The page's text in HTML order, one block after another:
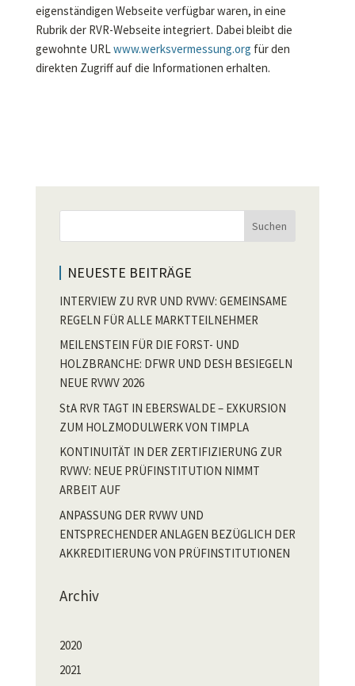
eigenständigen Webseite verfügbar waren, in eine
Rubrik der RVR-Webseite integriert. Dabei bleibt die
gewohnte URLwww.werksvermessung.org für den
direkten Zugriff auf die Informationen erhalten.
Suchen
NEUESTE BEITRÄGE
INTERVIEW ZU RVR UND RVWV: GEMEINSAME
REGELN FÜR ALLE MARKTTEILNEHMER
MEILENSTEIN FÜR DIE FORST- UND
HOLZBRANCHE: DFWR UND DESH BESIEGELN
NEUE RVWV 2026
StA RVR TAGT IN EBERSWALDE – EXKURSION
ZUM HOLZMODULWERK VON TIMPLA
KONTINUITÄT IN DER ZERTIFIZIERUNG ZUR
RVWV: NEUE PRÜFINSTITUTION NIMMT
ARBEIT AUF
ANPASSUNG DER RVWV UND
ENTSPRECHENDER ANLAGEN BEZÜGLICH DER
AKKREDITIERUNG VON PRÜFINSTITUTIONEN
Archiv
2020
2021